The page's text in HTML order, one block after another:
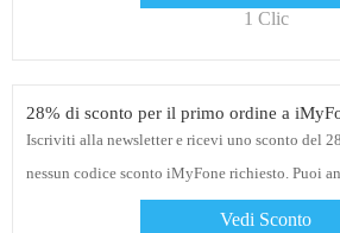
1 Clic
28% di sconto per il primo ordine a
Iscriviti alla newsletter e ricevi uno sconto del
nessun codice sconto iMyFone richiesto. Puoi
Vedi Sconto